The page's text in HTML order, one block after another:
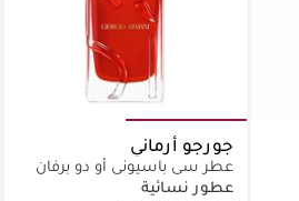
جورجو أرماني
عطر سي باسيوني أو دو برفان
عطور نسائية